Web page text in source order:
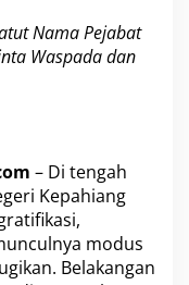
Nama Pejabat
Waspada dan
– Di tengah
Kepahiang
modus
Belakangan